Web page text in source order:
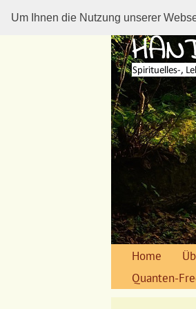
Um Ihnen die Nutzung unserer
Home
Quanten-